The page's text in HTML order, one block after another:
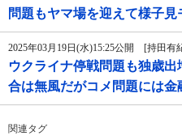
問題もヤマ場を迎えて様子見
2025年03月19日(水)15:25公開 [持田有
ウクライナ停戦問題も独歳
合は無風だがコメ問題には金
関連タグ